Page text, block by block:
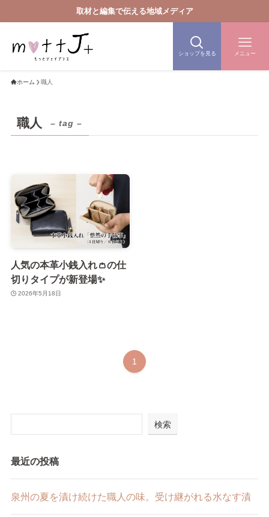
取材と編集で伝える地域メディア
ショップを見る メニュー
ホーム 職人
職人 – tag –
人気の本革小銭入れ👛の仕
切りタイプが新登場✨
2026年5月18日
1
検索
最近の投稿
泉州の夏を漬け続けた職人の味。受け継がれる水なす漬